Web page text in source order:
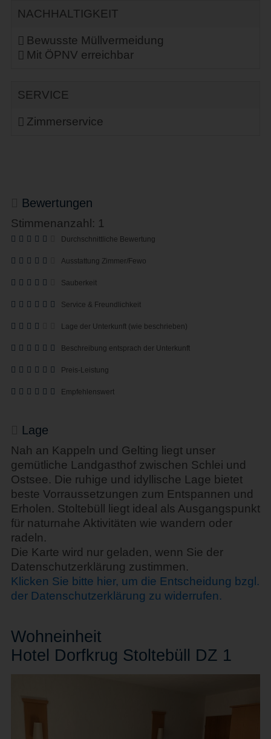
NACHHALTIGKEIT
Bewusste Müllvermeidung
Mit ÖPNV erreichbar
SERVICE
Zimmerservice
Bewertungen
Stimmenanzahl: 1
Durchschnittliche Bewertung
Ausstattung Zimmer/Fewo
Sauberkeit
Service & Freundlichkeit
Lage der Unterkunft (wie beschrieben)
Beschreibung entsprach der Unterkunft
Preis-Leistung
Empfehlenswert
Lage
Nah an Kappeln und Gelting liegt unser
gemütliche Landgasthof zwischen Schlei und
Ostsee. Die ruhige und idyllische Lage bietet
beste Vorraussetzungen zum Entspannen und
Erholen. Stoltebüll liegt ideal als Ausgangspunkt
für naturnahe Aktivitäten wie wandern oder
radeln.
Die Karte wird nur geladen, wenn Sie der
Datenschutzerklärung zustimmen.
Klicken Sie bitte hier, um die Entscheidung bzgl.
der Datenschutzerklärung zu widerrufen.
Wohneinheit
Hotel Dorfkrug Stoltebüll DZ 1